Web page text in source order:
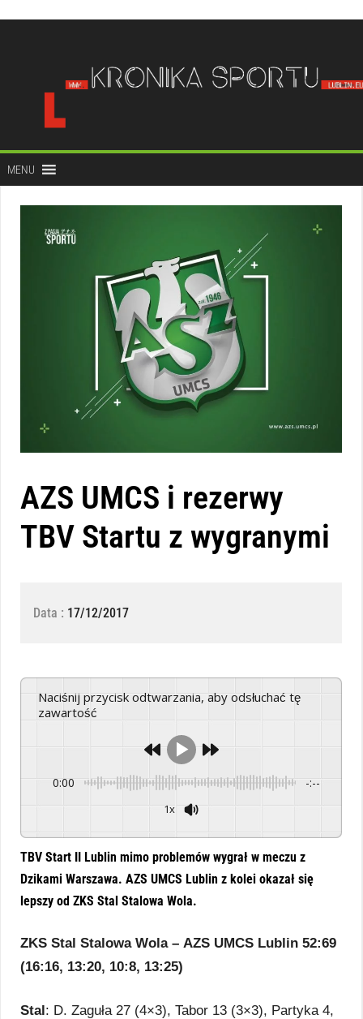
treści
MENU
AZS UMCS i rezerwy
TBV Startu z wygranymi
Data : 17/12/2017
Naciśnij przycisk odtwarzania, aby odsłuchać tę
zawartość
0:00 -:--
1x
TBV Start II Lublin mimo problemów wygrał w meczu z
Dzikami Warszawa. AZS UMCS Lublin z kolei okazał się
lepszy od ZKS Stal Stalowa Wola.
ZKS Stal Stalowa Wola – AZS UMCS Lublin 52:69
(16:16, 13:20, 10:8, 13:25)
Stal: D. Zaguła 27 (4×3), Tabor 13 (3×3), Partyka 4,